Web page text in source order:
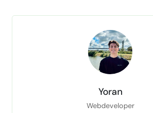
Yoran
Webdeveloper